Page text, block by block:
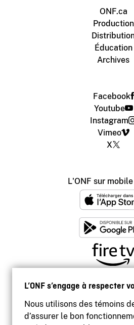
L’ONF s’engage à respecter
Nous utilisons des témoins
d’assurer le bon
ONF.ca
Production
Éducation
Archives
Facebook
Youtube
Instagram
Vimeo
X
L'ONF sur